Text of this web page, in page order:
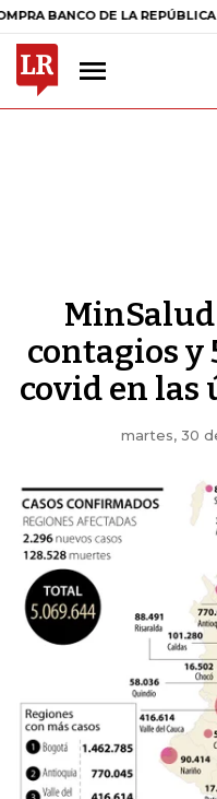
DE LA REPÚBLICA $
contagios y
covid en las
martes, 30